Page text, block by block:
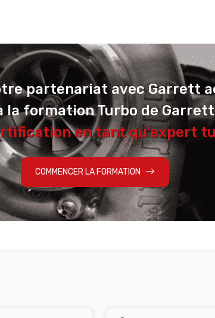
partenariat avec Garrett
la formation Turbo de
en tant qu'expert
COMMENCER LA FORMATION